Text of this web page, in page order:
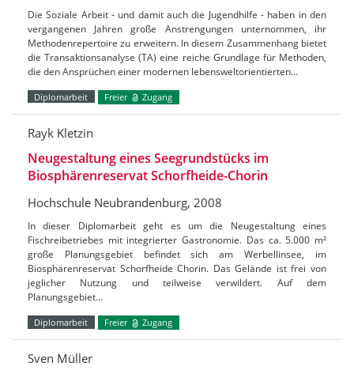
Die Soziale Arbeit - und damit auch die Jugendhilfe - haben in den
vergangenen Jahren große Anstrengungen unternommen, ihr
Methodenrepertoire zu erweitern. In diesem Zusammenhang bietet
die Transaktionsanalyse (TA) eine reiche Grundlage für Methoden,
die den Ansprüchen einer modernen lebensweltorientierten…
Diplomarbeit Freier Zugang
Rayk Kletzin
Neugestaltung eines Seegrundstücks im
Biosphärenreservat Schorfheide-Chorin
Hochschule Neubrandenburg, 2008
In dieser Diplomarbeit geht es um die Neugestaltung eines
Fischreibetriebes mit integrierter Gastronomie. Das ca. 5.000 m²
große Planungsgebiet befindet sich am Werbellinsee, im
Biosphärenreservat Schorfheide Chorin. Das Gelände ist frei von
jeglicher Nutzung und teilweise verwildert. Auf dem
Planungsgebiet…
Diplomarbeit Freier Zugang
Sven Müller